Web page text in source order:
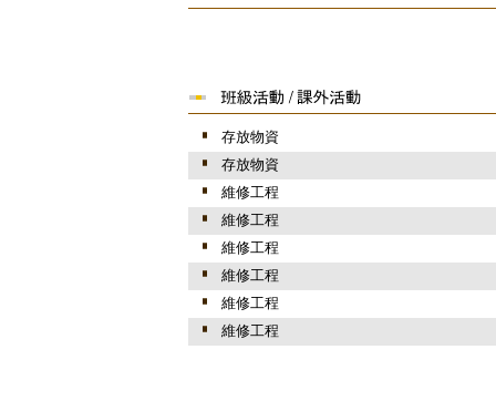
存放物資
存放物資
維修工程
維修工程
維修工程
維修工程
維修工程
維修工程